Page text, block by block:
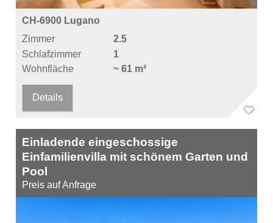
CH-6900 Lugano
Zimmer
2.5
Schlafzimmer
1
Wohnfläche
~ 61 m²
Details
Einladende eingeschossige
Einfamilienvilla mit schönem Garten und
Pool
Preis auf Anfrage